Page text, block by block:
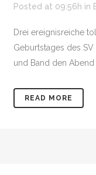
Posted at 09:56h in
Drei ereignisreiche
Geburtstages des
und Band den Abend
READ MORE